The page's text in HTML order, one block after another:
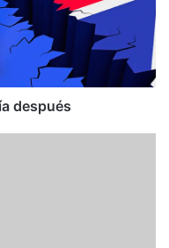
después